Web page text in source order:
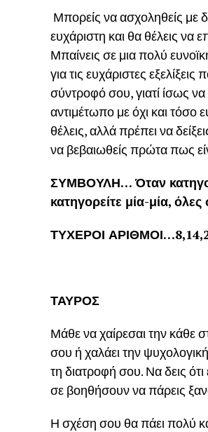
Μπορείς να ασχοληθείς με
ευχάριστη και θα θέλεις να
Μπαίνεις σε μια πολύ
για τις ευχάριστες
σύντροφό σου, γιατί ίσως
αντιμέτωπο με όχι και τόσο
θέλεις, αλλά πρέπει να
να βεβαιωθείς πρώτα πως
ΣΥΜΒΟΥΛΗ… Όταν
κατηγορείτε μία-μία,
ΤΥΧΕΡΟΙ
ΤΑΥΡΟΣ
Μάθε να χαίρεσαι την κάθε
σου ή χαλάει την
τη διατροφή σου. Να δεις ότι
σε βοηθήσουν να πάρεις
Η σχέση σου θα πάει πολύ